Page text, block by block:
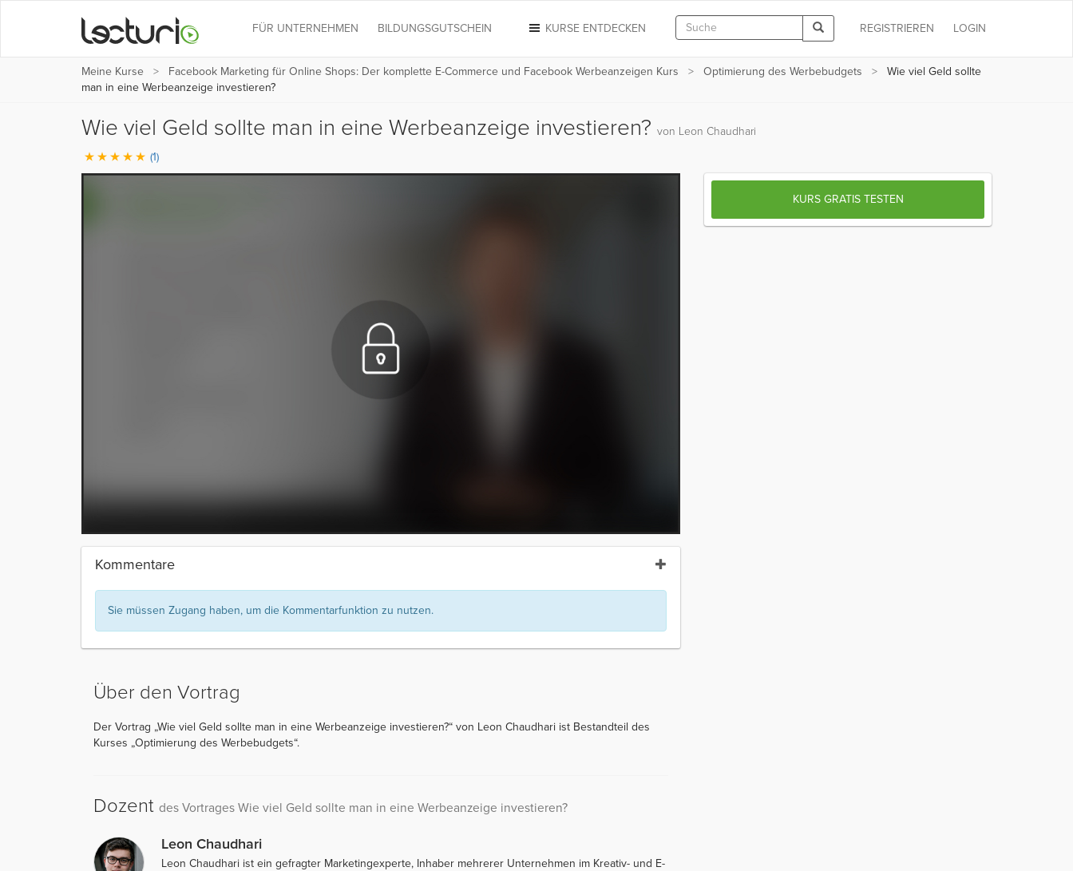
LOGIN
REGISTRIEREN
KURSE ENTDECKEN
FÜR UNTERNEHMEN BILDUNGSGUTSCHEIN
Meine Kurse Facebook Marketing für Online Shops: Der komplette E-Commerce und Facebook Werbeanzeigen Kurs Optimierung des Werbebudgets
Wie viel Geld sollte
man in eine Werbeanzeige investieren?
Wie viel Geld sollte man in eine Werbeanzeige investieren? von Leon Chaudhari
(1)
Kommentare
Sie müssen Zugang haben, um die Kommentarfunktion zu nutzen.
Über den Vortrag
Der Vortrag „Wie viel Geld sollte man in eine Werbeanzeige investieren?“ von Leon Chaudhari ist Bestandteil des
Kurses „Optimierung des Werbebudgets“.
Dozent des Vortrages Wie viel Geld sollte man in eine Werbeanzeige investieren?
Leon Chaudhari
Leon Chaudhari ist ein gefragter Marketingexperte, Inhaber mehrerer Unternehmen im Kreativ- und E-
KURS GRATIS TESTEN